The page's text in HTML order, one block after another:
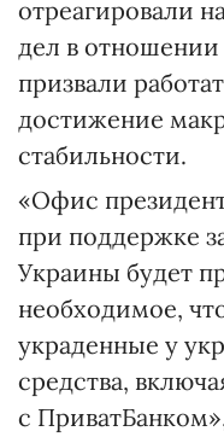
отреагировали
дел в
призвали
достижение
стабильности.
«Офис
при поддержке
Украины будет
необходимое,
украденные у
средства,
с